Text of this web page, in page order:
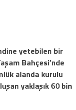
yetebilen bir
Bahçesi’nde
alanda kurulu
yaklaşık 60 bin